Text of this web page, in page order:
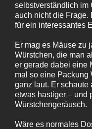
selbstverständlich im
auch nicht die Frage.
für ein interessantes
Er mag es Mäuse zu
Würstchen, die man
er gerade dabei eine
mal so eine Packung
ganz laut. Er schaute
etwas hastiger – und
Würstchengeräusch.
Wäre es normales